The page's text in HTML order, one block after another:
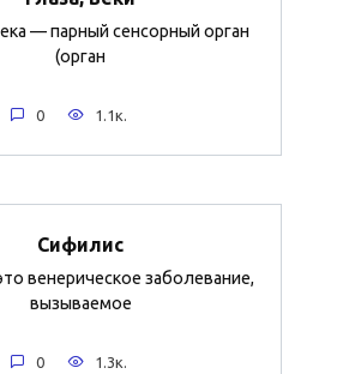
— парный сенсорный орган
(орган
0 1.1к.
Сифилис
венерическое заболевание,
вызываемое
0 1.3к.